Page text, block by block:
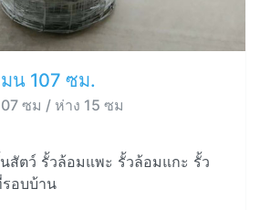
น 107 ซม.
ซม / ห่าง 15 ซม
สัตว์ รั้วล้อมแพะ รั้วล้อมแกะ รั้ว
อบบ้าน